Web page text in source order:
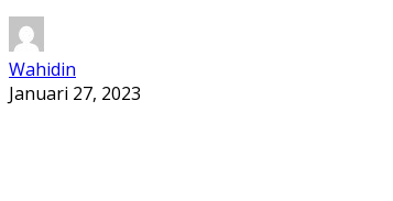
Wahidin
Januari 27, 2023